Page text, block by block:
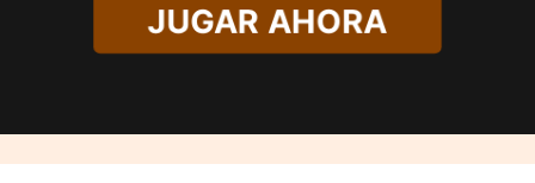
JUGAR AHORA